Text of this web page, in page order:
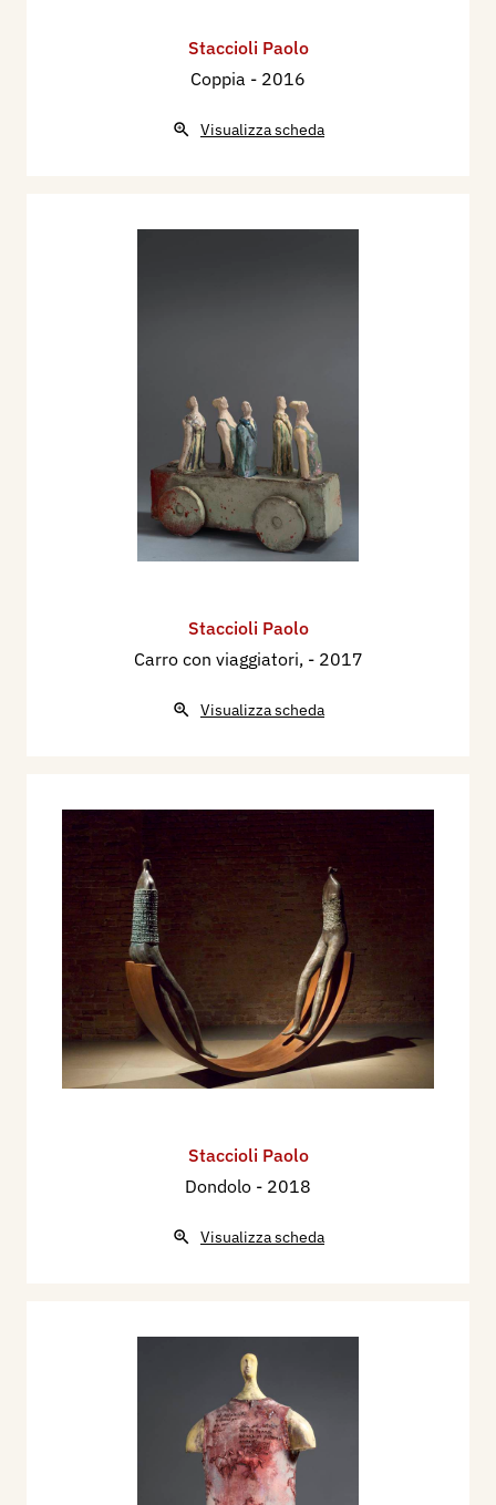
Staccioli Paolo
Coppia - 2016
Visualizza scheda
Staccioli Paolo
Carro con viaggiatori, - 2017
Visualizza scheda
Staccioli Paolo
Dondolo - 2018
Visualizza scheda